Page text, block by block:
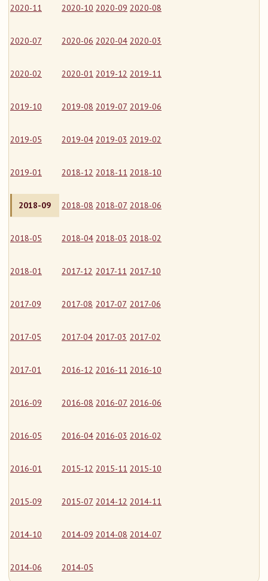
2020-11 2020-10 2020-09 2020-08
2020-07 2020-06 2020-04 2020-03
2020-02 2020-01 2019-12 2019-11
2019-10 2019-08 2019-07 2019-06
2019-05 2019-04 2019-03 2019-02
2019-01 2018-12 2018-11 2018-10
2018-09 2018-08 2018-07 2018-06
2018-05 2018-04 2018-03 2018-02
2018-01 2017-12 2017-11 2017-10
2017-09 2017-08 2017-07 2017-06
2017-05 2017-04 2017-03 2017-02
2017-01 2016-12 2016-11 2016-10
2016-09 2016-08 2016-07 2016-06
2016-05 2016-04 2016-03 2016-02
2016-01 2015-12 2015-11 2015-10
2015-09 2015-07 2014-12 2014-11
2014-10 2014-09 2014-08 2014-07
2014-06 2014-05